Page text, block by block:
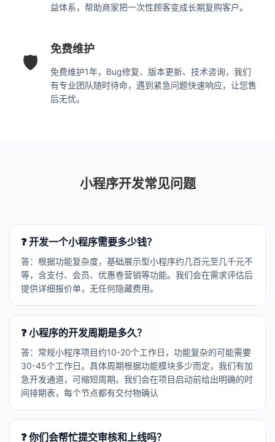
益体系，帮助商家把一次性顾客变成长期复购客户。
🛡️
免费维护
免费维护1年，Bug修复、版本更新、技术咨询，我们
有专业团队随时待命，遇到紧急问题快速响应，让您售
后无忧。
小程序开发常见问题
❓ 开发一个小程序需要多少钱？
答：根据功能复杂度，基础展示型小程序约几百元至几千元不
等，含支付、会员、优惠卷营销等功能。我们会在需求评估后
提供详细报价单，无任何隐藏费用。
❓ 小程序的开发周期是多久？
答：常规小程序项目约10-20个工作日，功能复杂的可能需要
30-45个工作日。具体周期根据功能模块多少而定，我们有加
急开发通道，可缩短周期。我们会在项目启动前给出明确的时
间排期表，每个节点都有交付物确认
❓ 你们会帮忙提交审核和上线吗？